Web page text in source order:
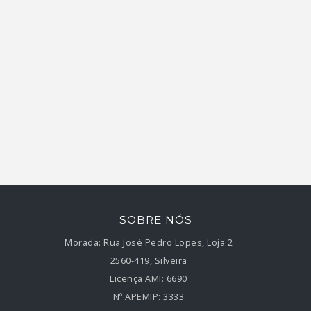
SOBRE NÓS
Morada: Rua José Pedro Lopes, Loja 2
2560-419, Silveira
Licença AMI: 6690
Nº APEMIP: 3333